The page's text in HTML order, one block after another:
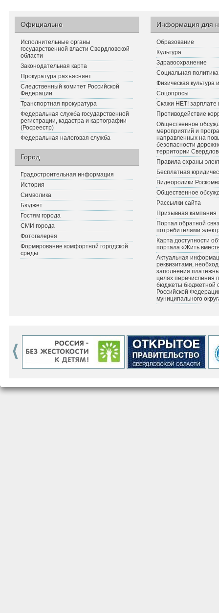
Официально
Исполнительные органы
государственной власти Свердловской
области
Законодательная карта
Прокуратура разъясняет
Следственный комитет Российской
Федерации
Транспортная прокуратура
Федеральная служба государственной
регистрации, кадастра и картографии
(Росреестр)
Федеральная налоговая служба
Город
Градостроительная информация
История
Символика
Бюджет
Гостям города
СМИ города
Фотогалерея
Формирование комфортной городской
среды
Информация для
Образование
Культура
Здравоохранение
Социальная политика
Физическая культура
Соцопросы
Скажи НЕТ! зарплате
Противодействие
Общественное
мероприятий и
направленных на
безопасности
территории
Правила охраны
Бесплатная
Видеоролики
Общественное
Рассылки сайта
Призывная кампания
Портал обратной
потребителями
Карта доступности
портала «Жить
Актуальная
реквизитами,
заполнения
целях перечисления
бюджеты бюджетной
Российской
муниципального